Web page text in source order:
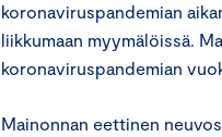
koronaviruspandemian
liikkumaan myymälöissä.
koronaviruspandemian
Mainonnan eettinen